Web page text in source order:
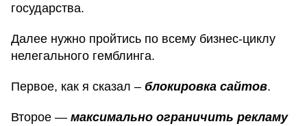
государства.
Далее нужно пройтись по всему бизнес-циклу
нелегального гемблинга.
Первое, как я сказал – блокировка сайтов.
Второе — максимально ограничить рекламу